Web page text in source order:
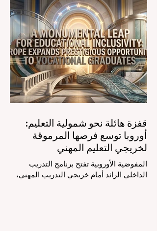
الفصول الدراسية في جميع أنحاء العالم، وهو
أمر يثير اهتماماً كبيراً في الأوساط الأكاديمية
العربية التي تسعى للريادة. إن الدمج السريع
لمساعدي #الذكاء_الاصطناعي المتخصصين
والمصممين خصيصاً للمعلمين يُحدث ثورة
حقيقية في مهنة التدريس. ومن خلال الأتمتة
الناجحة للمهام الإدارية التي تستغرق وقتاً
طويلاً، تبشر هذه الأدوات المتقدمة بعصر
قفزة هائلة نحو شمولية التعليم:
أوروبا توسع فرصها المرموقة
لخريجي التعليم المهني
المفوضية الأوروبية تفتح برنامج التدريب
الداخلي الرائد أمام خريجي التدريب المهني،